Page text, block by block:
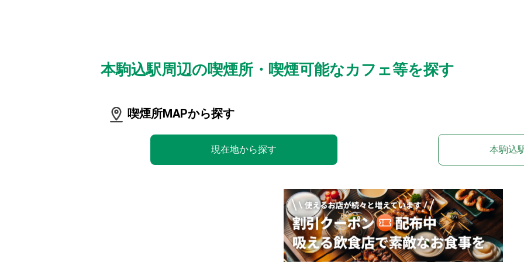
本駒込駅周辺の喫煙所・喫煙可能なカフェ等を探す
喫煙所MAPから探す
現在地から探す 本駒込